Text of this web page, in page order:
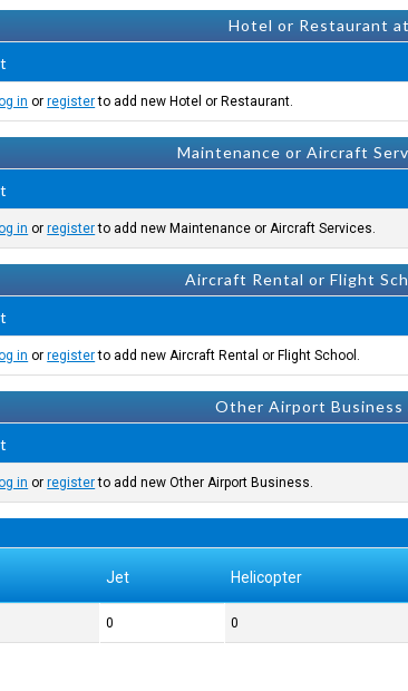
Hotel or Restaurant
in orregisterto add new Hotel or Restaurant.
Maintenance or Aircraft
in orregisterto add new Maintenance or Aircraft Services.
Aircraft Rental or Flight
in orregisterto add new Aircraft Rental or Flight School.
Other Airport Business
in orregisterto add new Other Airport Business.
Jet Helicopter
0 0